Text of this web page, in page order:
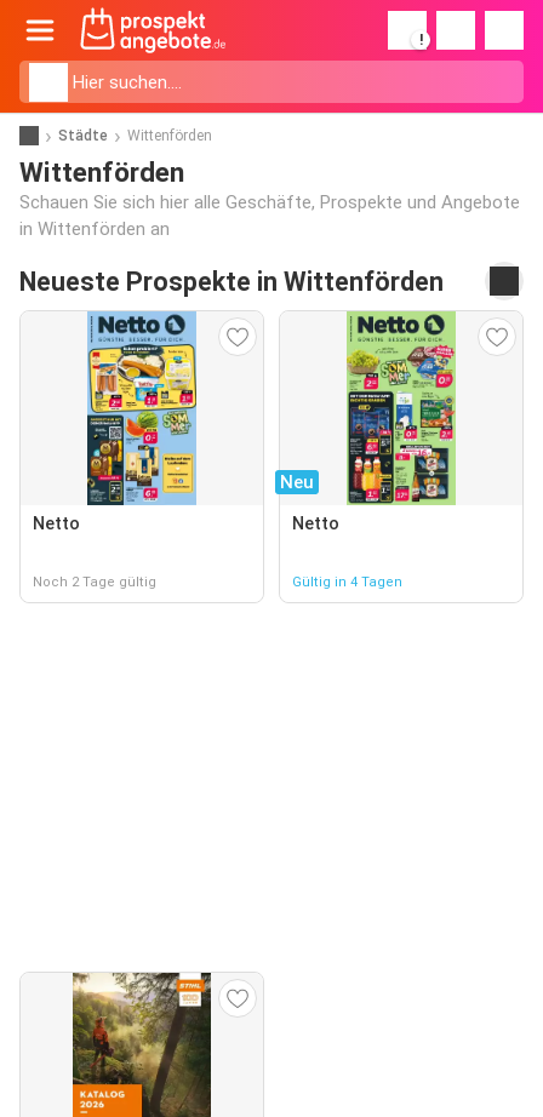
!
Städte Wittenförden
Wittenförden
Schauen Sie sich hier alle Geschäfte, Prospekte und Angebote
in Wittenförden an
Neueste Prospekte in Wittenförden
Netto
Noch 2 Tage gültig
Neu
Netto
Gültig in 4 Tagen